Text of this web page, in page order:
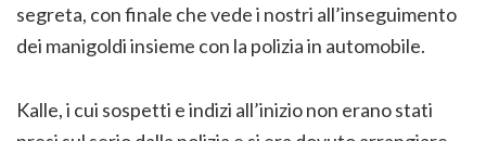
segreta, con finale che vede i nostri all’inseguimento
dei manigoldi insieme con la polizia in automobile.
Kalle, i cui sospetti e indizi all’inizio non erano stati